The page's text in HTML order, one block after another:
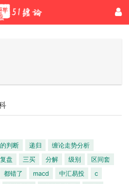
判断 递归
缠论走势分析
复盘 三买 分解 级别
区间套
都错了 macd 中汇易投
c